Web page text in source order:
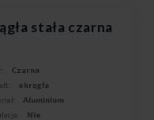
stała czarna
Czarna
okrągła
Aluminium
Nie